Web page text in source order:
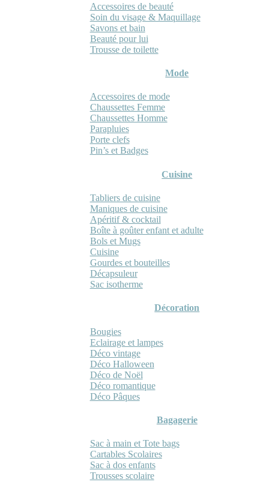
Accessoires de beauté
Soin du visage & Maquillage
Savons et bain
Beauté pour lui
Trousse de toilette
Mode
Accessoires de mode
Chaussettes Femme
Chaussettes Homme
Parapluies
Porte clefs
Pin’s et Badges
Cuisine
Tabliers de cuisine
Maniques de cuisine
Apéritif & cocktail
Boîte à goûter enfant et adulte
Bols et Mugs
Cuisine
Gourdes et bouteilles
Décapsuleur
Sac isotherme
Décoration
Bougies
Eclairage et lampes
Déco vintage
Déco Halloween
Déco de Noël
Déco romantique
Déco Pâques
Bagagerie
Sac à main et Tote bags
Cartables Scolaires
Sac à dos enfants
Trousses scolaire